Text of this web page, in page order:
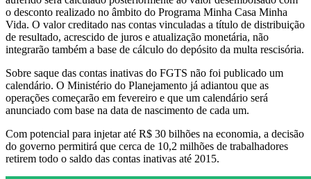
o desconto realizado no âmbito do Programa Minha Casa Minha
Vida. O valor creditado nas contas vinculadas a título de distribuição
de resultado, acrescido de juros e atualização monetária, não
integrarão também a base de cálculo do depósito da multa rescisória.
Sobre saque das contas inativas do FGTS não foi publicado um
calendário. O Ministério do Planejamento já adiantou que as
operações começarão em fevereiro e que um calendário será
anunciado com base na data de nascimento de cada um.
Com potencial para injetar até R$ 30 bilhões na economia, a decisão
do governo permitirá que cerca de 10,2 milhões de trabalhadores
retirem todo o saldo das contas inativas até 2015.